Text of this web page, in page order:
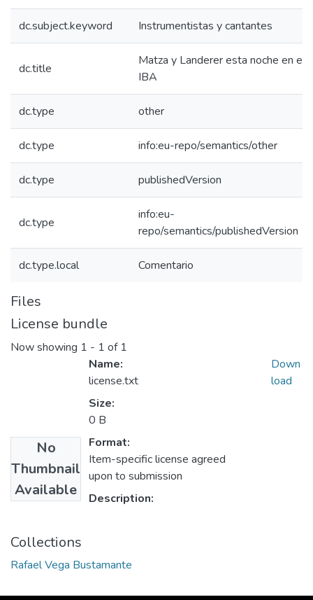
dc.subject.keyword Instrumentistas y cantantes
dc.title
Matza y Landerer esta noche en el
IBA
dc.type other
dc.type info:eu-repo/semantics/other
dc.type publishedVersion
dc.type
info:eu-
repo/semantics/publishedVersion
dc.type.local Comentario
Files
License bundle
Now showing 1 - 1 of 1
No
Thumbnail
Available
Name:
license.txt
Size:
0 B
Format:
Item-specific license agreed
upon to submission
Description:
Down
load
Collections
Rafael Vega Bustamante